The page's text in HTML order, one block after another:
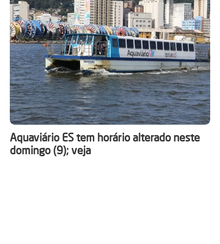
Aquaviário ES tem horário alterado neste
domingo (9); veja